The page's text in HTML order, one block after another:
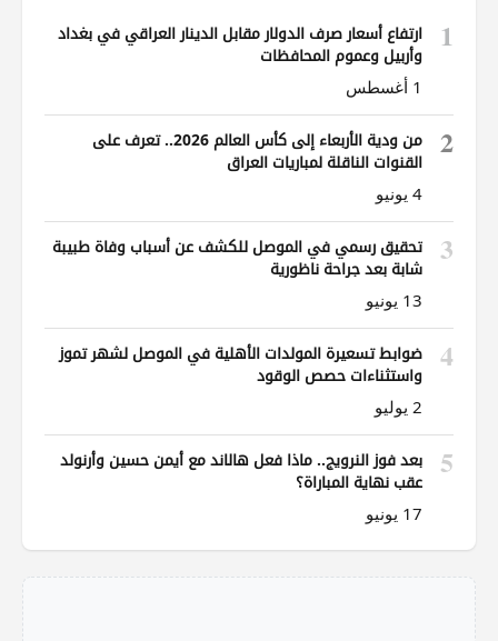
1
ارتفاع أسعار صرف الدولار مقابل الدينار العراقي في بغداد
وأربيل وعموم المحافظات
1 أغسطس
2
من ودية الأربعاء إلى كأس العالم 2026.. تعرف على
القنوات الناقلة لمباريات العراق
4 يونيو
3
تحقيق رسمي في الموصل للكشف عن أسباب وفاة طبيبة
شابة بعد جراحة ناظورية
13 يونيو
4
ضوابط تسعيرة المولدات الأهلية في الموصل لشهر تموز
واستثناءات حصص الوقود
2 يوليو
5
بعد فوز النرويج.. ماذا فعل هالاند مع أيمن حسين وأرنولد
عقب نهاية المباراة؟
17 يونيو